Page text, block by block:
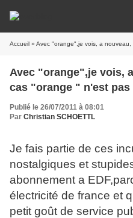
Accueil » Avec "orange",je vois, a
Avec "orange",je vois,
cas "orange " n'est pas
Publié le 26/07/2011 à 08:01
Par Christian SCHOETTL
Je fais partie de ces
nostalgiques et
abonnement a
électricité de france et
petit goût de service